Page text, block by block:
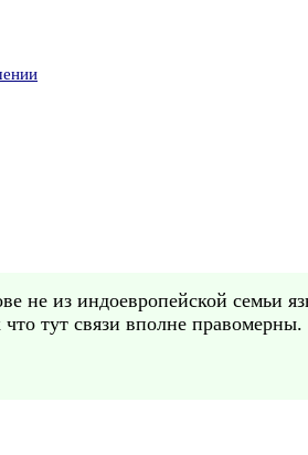
не из индоевропейской семьи
тут связи вполне правомерны.